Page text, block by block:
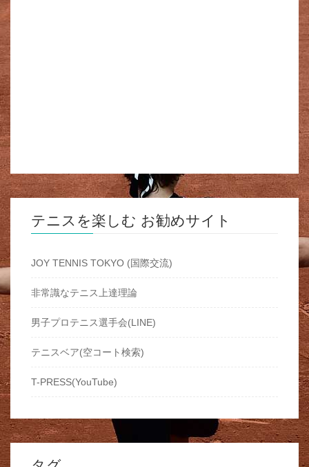
テニスを楽しむ お勧めサイト
JOY TENNIS TOKYO (国際交流)
非常識なテニス上達理論
男子プロテニス選手会(LINE)
テニスベア(空コート検索)
T-PRESS(YouTube)